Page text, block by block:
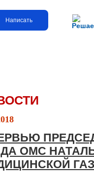
Написать
ОМС